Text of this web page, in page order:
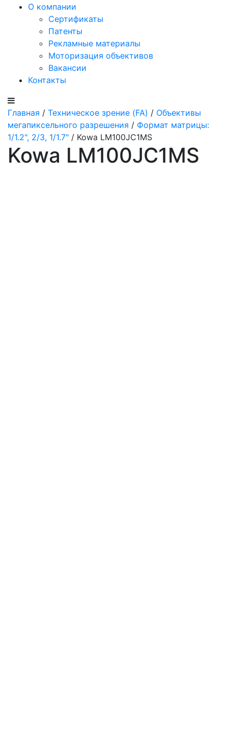
О компании
Сертификаты
Патенты
Рекламные материалы
Моторизация объективов
Вакансии
Контакты
Главная / Техническое зрение (FA) / Объективы
мегапиксельного разрешения / Формат матрицы:
1/1.2", 2/3, 1/1.7" / Kowa LM100JC1MS
Kowa LM100JC1MS